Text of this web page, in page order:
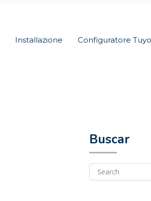
Installazione Configuratore Tuyo
Buscar